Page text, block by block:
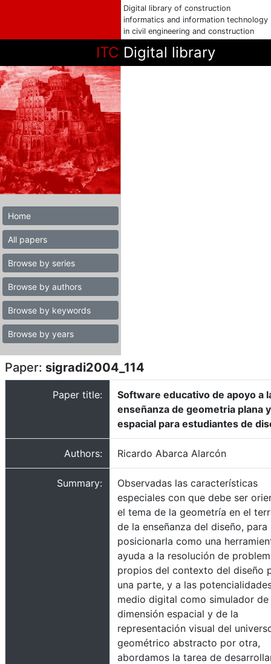
Digital library of construction
informatics and information technology
in civil engineering and construction
ITC Digital library
Home
All papers
Browse by series
Browse by authors
Browse by keywords
Browse by years
Paper: sigradi2004_114
Paper title:
Software educativo de apoyo a
enseñanza de geometria plana y
espacial para estudiantes de
Authors: Ricardo Abarca Alarcón
Summary:
Observadas las características
especiales con que debe ser
el tema de la geometría en el
de la enseñanza del diseño, para
posicionarla como una
ayuda a la resolución de
propios del contexto del diseño
una parte, y a las
medio digital como simulador de
dimensión espacial y de la
representación visual del
geométrico abstracto por otra,
abordamos la tarea de